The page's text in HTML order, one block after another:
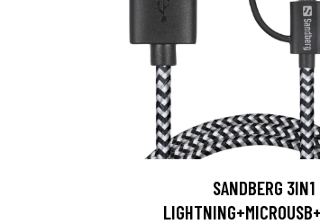
SANDBERG 3IN1